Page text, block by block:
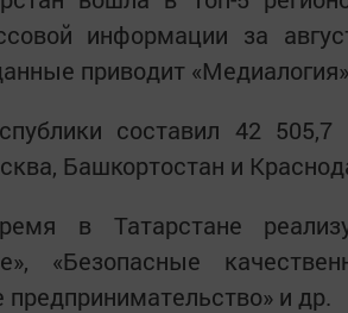
информации за
приводит
составил 42
Башкортостан и
в Татарстане
«Безопасные
и др.